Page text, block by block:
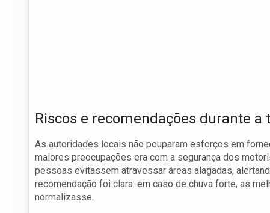
Riscos e recomendações durante a
As autoridades locais não pouparam esforços em
maiores preocupações era com a segurança dos
pessoas evitassem atravessar áreas alagadas,
recomendação foi clara: em caso de chuva forte, as
normalizasse.